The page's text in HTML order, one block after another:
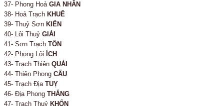
37- Phong Hoả GIA NHÂN
38- Hoả Trạch KHUÊ
39- Thuỷ Sơn KIỂN
40- Lôi Thuỷ GIẢI
41- Sơn Trạch TỔN
42- Phong Lôi ÍCH
43- Trạch Thiên QUẢI
44- Thiên Phong CẤU
45- Trạch Địa TUỴ
46- Địa Phong THĂNG
47- Trạch Thuỷ KHỐN